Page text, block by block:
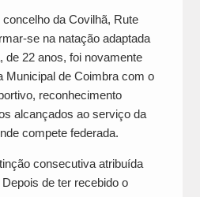
da Covilhã, Rute
se na natação adaptada
de 22 anos, foi novamente
Municipal de Coimbra com o
reconhecimento
alcançados ao serviço da
compete federada.
consecutiva atribuída
de ter recebido o